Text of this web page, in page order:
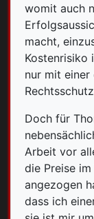
womit auch
macht,
Kostenrisiko
nur mit einer
Doch für
Arbeit vor
die Preise
angezogen
dass ich